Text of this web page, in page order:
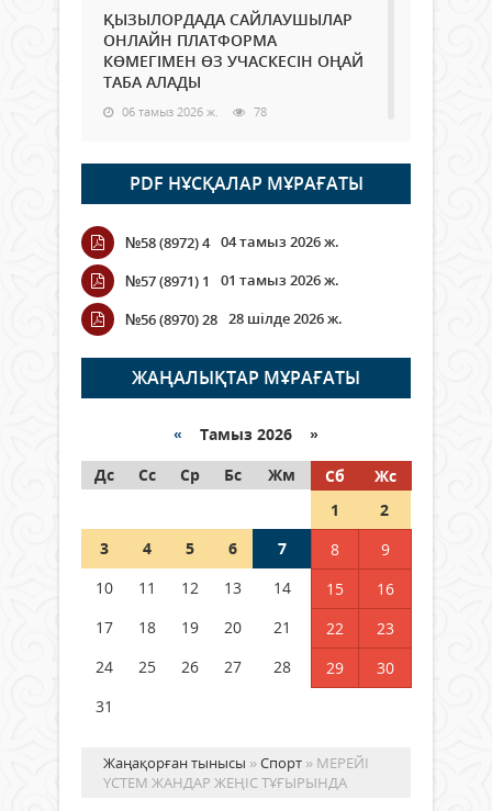
ҚЫЗЫЛОРДАДА САЙЛАУШЫЛАР
ОНЛАЙН ПЛАТФОРМА
КӨМЕГІМЕН ӨЗ УЧАСКЕСІН ОҢАЙ
ТАБА АЛАДЫ
06 тамыз 2026 ж. 78
Open Air: Қызылорда облысы
полиция департаменті 20
мыңнан астам көрерменнің
қауіпсіздігін қамтамасыз етті
06 тамыз 2026 ж.
Wi-Fi ҚАБЫРҒА АРҚЫЛЫ ҚАЛАЙ
ӨТЕДІ?
06 тамыз 2026 ж. 255
граждане Казахстана,
05 тамыз 2026 ж. 134
Шетелде жүрген Қазақстан
азаматтары қалай дауыс бере
PDF НҰСҚАЛАР МҰРАҒАТЫ
№58 (8972) 4 04 тамыз 2026 ж.
№57 (8971) 1
01 тамыз 2026 ж.
№56 (8970) 28 28 шілде 2026 ж.
ЖАҢАЛЫҚТАР МҰРАҒАТЫ
« Тамыз 2026 »
Дс
Сс Ср Бс Жм Сб
Жс
1
2
3
4 5 6 7 8
9
10
11 12 13 14 15
16
17
18 19 20 21 22
23
24
25 26 27 28 29
30
31
Жаңақорған тынысы »Спорт » МЕРЕЙІ
ҮСТЕМ ЖАНДАР ЖЕҢІС ТҰҒЫРЫНДА